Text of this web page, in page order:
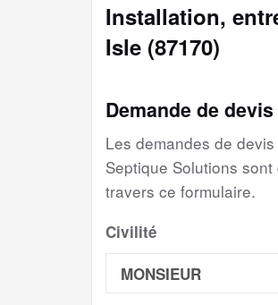
Installation,
Isle (87170)
Demande de
Les demandes de
Septique Solutions
travers ce formulaire.
Civilité